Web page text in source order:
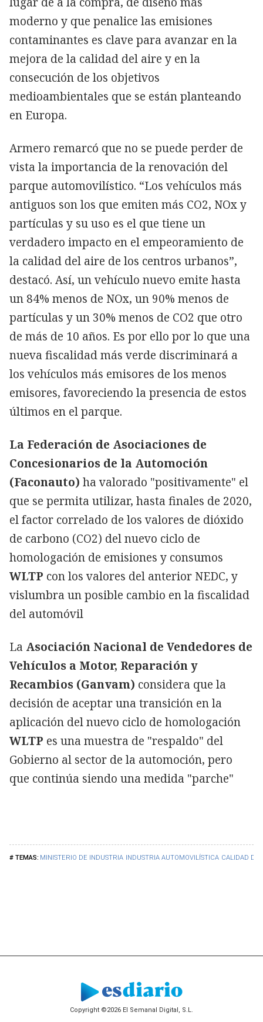
MINISTERIO DE INDUSTRIA INDUSTRIA AUTOMOVILÍSTICA CALIDAD
moderno y que penalice las emisiones
contaminantes es clave para avanzar en la
mejora de la calidad del aire y en la
consecución de los objetivos
medioambientales que se están planteando
en Europa.
Armero remarcó que no se puede perder de
vista la importancia de la renovación del
parque automovilístico. “Los vehículos más
antiguos son los que emiten más CO2, NOx y
partículas y su uso es el que tiene un
verdadero impacto en el empeoramiento de
la calidad del aire de los centros urbanos”,
destacó. Así, un vehículo nuevo emite hasta
un 84% menos de NOx, un 90% menos de
partículas y un 30% menos de CO2 que otro
de más de 10 años. Es por ello por lo que una
nueva fiscalidad más verde discriminará a
los vehículos más emisores de los menos
emisores, favoreciendo la presencia de estos
últimos en el parque.
La Federación de Asociaciones de
Concesionarios de la Automoción
(Faconauto) ha valorado "positivamente" el
que se permita utilizar, hasta finales de 2020,
el factor correlado de los valores de dióxido
de carbono (CO2) del nuevo ciclo de
homologación de emisiones y consumos
WLTP con los valores del anterior NEDC, y
vislumbra un posible cambio en la fiscalidad
del automóvil
La Asociación Nacional de Vendedores de
Vehículos a Motor, Reparación y
Recambios (Ganvam) considera que la
decisión de aceptar una transición en la
aplicación del nuevo ciclo de homologación
WLTP es una muestra de "respaldo" del
Gobierno al sector de la automoción, pero
que continúa siendo una medida "parche"
Copyright ©2026 El Semanal Digital, S.L.